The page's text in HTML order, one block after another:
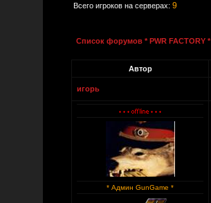
Всего игроков на серверах: 9
Список форумов * PWR FACTORY *
Автор
игорь
* Админ GunGame *